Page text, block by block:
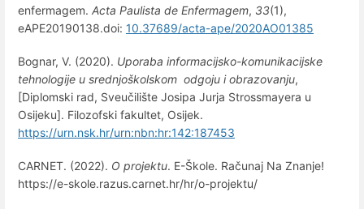
enfermagem. Acta Paulista de Enfermagem, 33(1),
eAPE20190138.doi: 10.37689/acta-ape/2020AO01385
Bognar, V. (2020). Uporaba informacijsko-komunikacijske
tehnologije u srednjoškolskom odgoju i obrazovanju,
[Diplomski rad, Sveučilište Josipa Jurja Strossmayera u
Osijeku]. Filozofski fakultet, Osijek.
https://urn.nsk.hr/urn:nbn:hr:142:187453
CARNET. (2022). O projektu. E-Škole. Računaj Na Znanje!
https://e-skole.razus.carnet.hr/hr/o-projektu/